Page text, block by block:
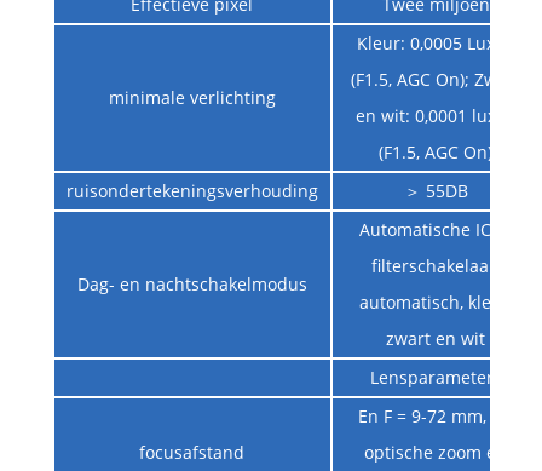
minimale verlichting
Kleur: 0,0005 Lux @
(F1.5, AGC On); Zwart
en wit: 0,0001 lux @
(F1.5, AGC On)
ruisondertekeningsverhouding
＞ 55DB
Dag- en nachtschakelmodus
Automatische ICR -
filterschakelaar,
automatisch, kleur,
zwart en wit
Lensparameters
focusafstand
En F = 9-72 mm, 8 x
optische zoom en